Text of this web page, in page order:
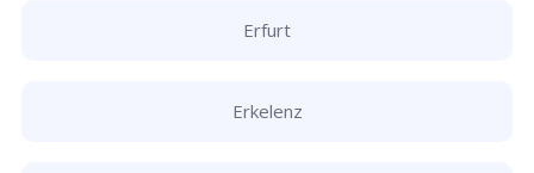
Erfurt
Erkelenz